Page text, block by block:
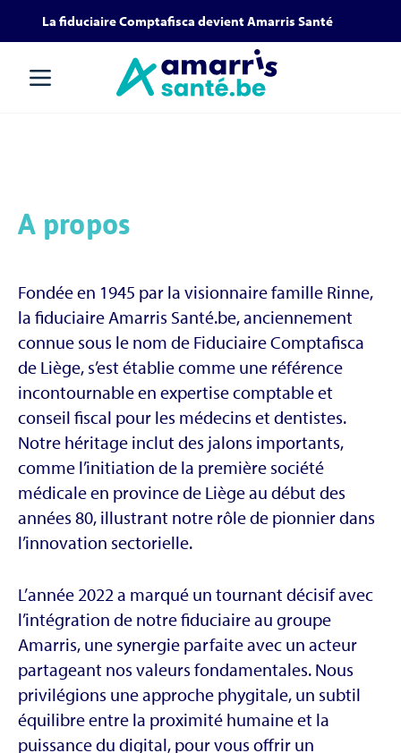
Aller
au
menu
Aller au
contenu
La fiduciaire Comptafisca devient Amarris Santé
articles
Envoyer
A propos
Fondée en 1945 par la visionnaire famille Rinne,
la fiduciaire Amarris Santé.be, anciennement
connue sous le nom de Fiduciaire Comptafisca
de Liège, s’est établie comme une référence
incontournable en expertise comptable et
conseil fiscal pour les médecins et dentistes.
Notre héritage inclut des jalons importants,
comme l’initiation de la première société
médicale en province de Liège au début des
années 80, illustrant notre rôle de pionnier dans
l’innovation sectorielle.
L’année 2022 a marqué un tournant décisif avec
l’intégration de notre fiduciaire au groupe
Amarris, une synergie parfaite avec un acteur
partageant nos valeurs fondamentales. Nous
privilégions une approche phygitale, un subtil
équilibre entre la proximité humaine et la
puissance du digital, pour vous offrir un